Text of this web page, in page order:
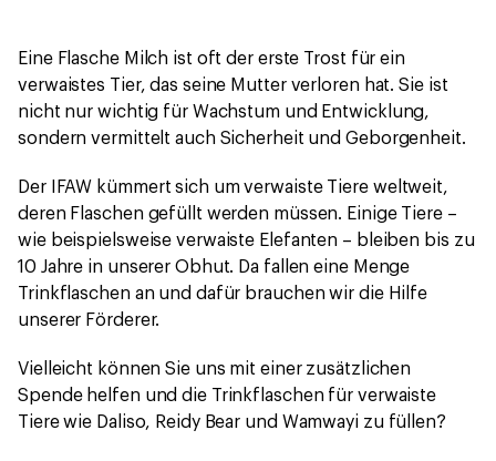
Eine Flasche Milch ist oft der erste Trost für ein
verwaistes Tier, das seine Mutter verloren hat. Sie ist
nicht nur wichtig für Wachstum und Entwicklung,
sondern vermittelt auch Sicherheit und Geborgenheit.
Der IFAW kümmert sich um verwaiste Tiere weltweit,
deren Flaschen gefüllt werden müssen. Einige Tiere –
wie beispielsweise verwaiste Elefanten – bleiben bis zu
10 Jahre in unserer Obhut. Da fallen eine Menge
Trinkflaschen an und dafür brauchen wir die Hilfe
unserer Förderer.
Vielleicht können Sie uns mit einer zusätzlichen
Spende helfen und die Trinkflaschen für verwaiste
Tiere wie Daliso, Reidy Bear und Wamwayi zu füllen?